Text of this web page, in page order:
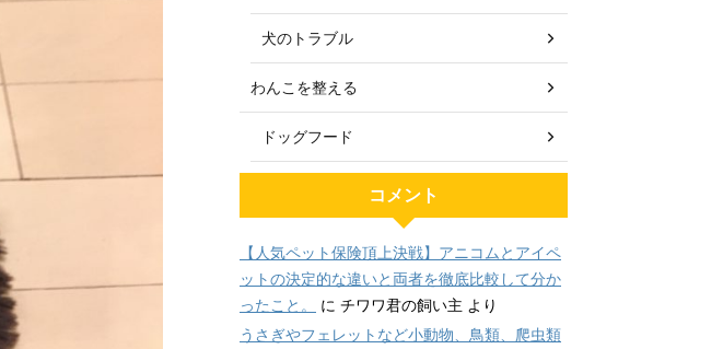
犬のトラブル
わんこを整える
ドッグフード
コメント
【人気ペット保険頂上決戦】アニコムとアイペ
ットの決定的な違いと両者を徹底比較して分か
ったこと。
に チワワ君の飼い主 より
うさぎやフェレットなど小動物、鳥類、爬虫類